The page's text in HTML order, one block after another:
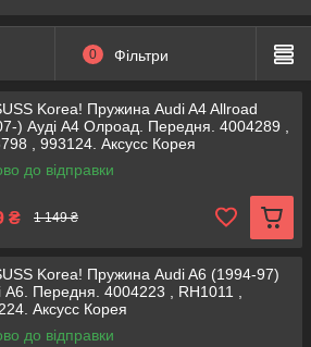
0 Фільтри
Korea! Пружина Audi A4 Allroad
) Ауді А4 Олроад. Передня. 4004289 ,
, 993124. Аксусс Корея
до відправки
₴ 1 149 ₴
Korea! Пружина Audi A6 (1994-97)
А6. Передня. 4004223 , RH1011 ,
Аксусс Корея
до відправки